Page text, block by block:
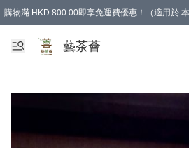
購物滿 HKD 800.00即享免運費優惠！（適用於
藝茶薈